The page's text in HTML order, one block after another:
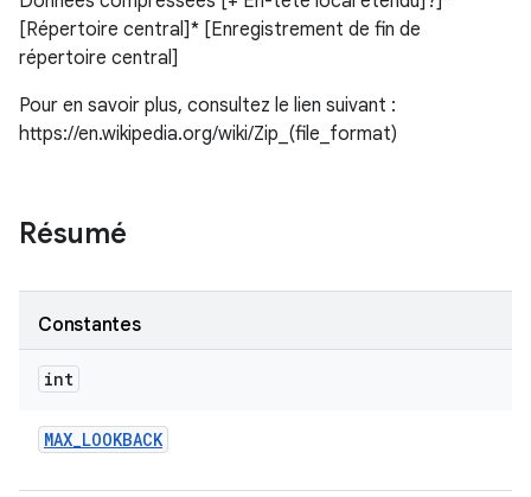
[Répertoire central]* [Enregistrement de fin de
répertoire central]
Pour en savoir plus, consultez le lien suivant :
https://en.wikipedia.org/wiki/Zip_(file_format)
Résumé
Constantes
int
MAX_LOOKBACK